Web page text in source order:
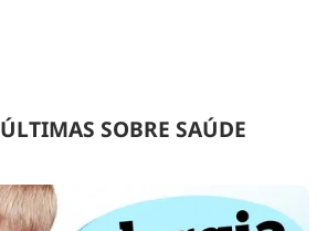
ÚLTIMAS SOBRE SAÚDE